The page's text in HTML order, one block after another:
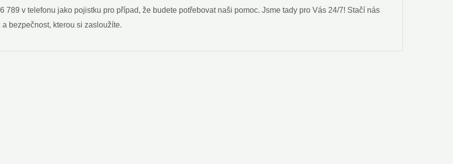
789 v telefonu jako pojistku pro případ, že budete potřebovat naši​ pomoc. Jsme tady ⁣pro Vás⁢ 24/7! Stačí nás
bezpečnost, kterou si zasloužíte.